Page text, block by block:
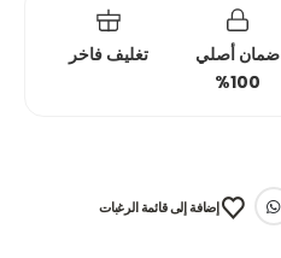
ضمان أصلي
100%
تغليف فاخر
إضافة إلى قائمة الرغبات